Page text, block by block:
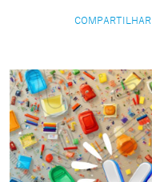
COMPARTILHAR